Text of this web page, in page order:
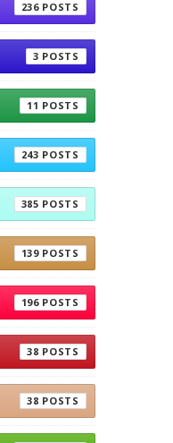
236
3
11
243
385
139
196
38
38